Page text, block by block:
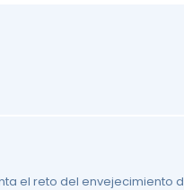
el reto del envejecimiento